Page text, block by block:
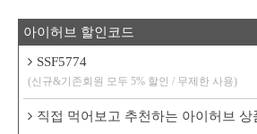
아이허브 할인코드
SSF5774
(신규&기존회원 모두 5% 할인 / 무제한 사용)
직접 먹어보고 추천하는 아이허브 상